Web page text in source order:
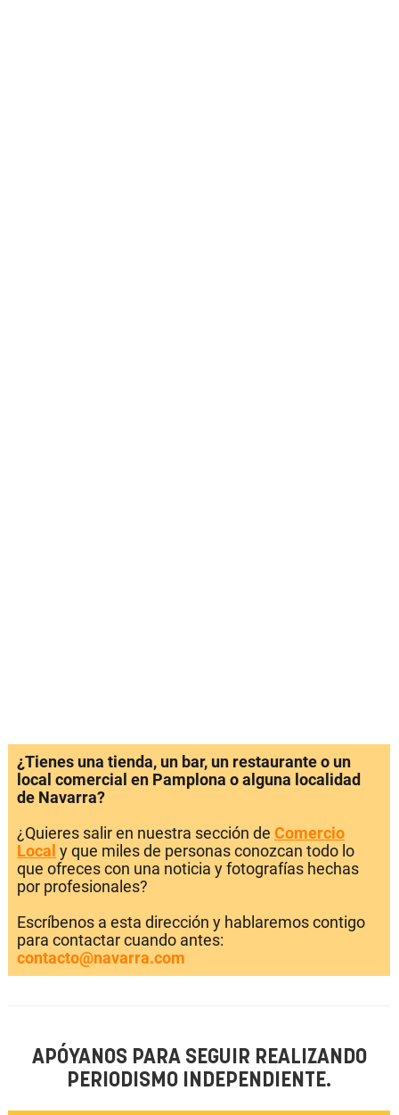
¿Tienes una tienda, un bar, un restaurante o un
local comercial en Pamplona o alguna localidad
de Navarra?
¿Quieres salir en nuestra sección de Comercio
Local y que miles de personas conozcan todo lo
que ofreces con una noticia y fotografías hechas
por profesionales?
Escríbenos a esta dirección y hablaremos contigo
para contactar cuando antes:
contacto@navarra.com
APÓYANOS PARA SEGUIR REALIZANDO
PERIODISMO INDEPENDIENTE.